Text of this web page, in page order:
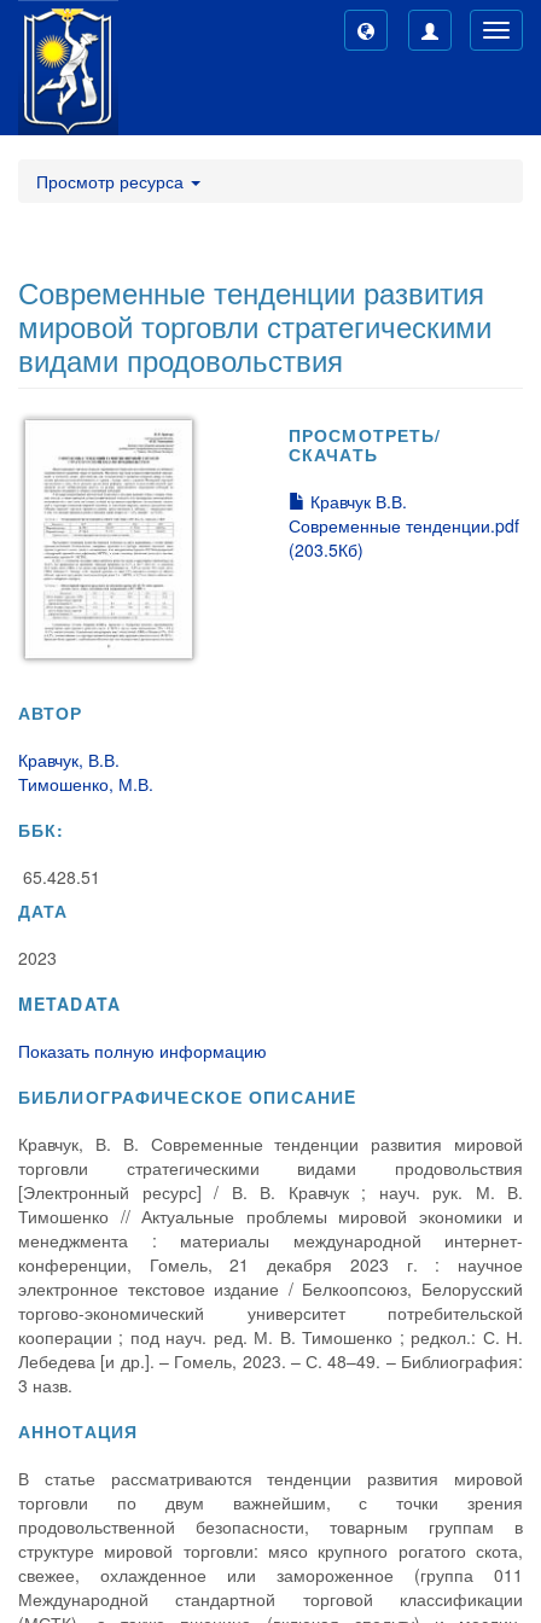
Просмотр ресурса
Современные тенденции развития
мировой торговли стратегическими
видами продовольствия
ПРОСМОТРЕТЬ/
СКАЧАТЬ
Кравчук В.В.
Современные тенденции.pdf
(203.5Кб)
АВТОР
Кравчук, В.В.
Тимошенко, М.В.
ББК:
65.428.51
ДАТА
2023
METADATA
Показать полную информацию
БИБЛИОГРАФИЧЕСКОЕ ОПИСАНИE
Кравчук, В. В. Современные тенденции развития мировой
торговли стратегическими видами продовольствия
[Электронный ресурс] / В. В. Кравчук ; науч. рук. М. В.
Тимошенко // Актуальные проблемы мировой экономики и
менеджмента : материалы международной интернет-
конференции, Гомель, 21 декабря 2023 г. : научное
электронное текстовое издание / Белкоопсоюз, Белорусский
торгово-экономический университет потребительской
кооперации ; под науч. ред. М. В. Тимошенко ; редкол.: С. Н.
Лебедева [и др.]. – Гомель, 2023. – С. 48–49. – Библиография:
3 назв.
АННОТАЦИЯ
В статье рассматриваются тенденции развития мировой
торговли по двум важнейшим, с точки зрения
продовольственной безопасности, товарным группам в
структуре мировой торговли: мясо крупного рогатого скота,
свежее, охлажденное или замороженное (группа 011
Международной стандартной торговой классификации